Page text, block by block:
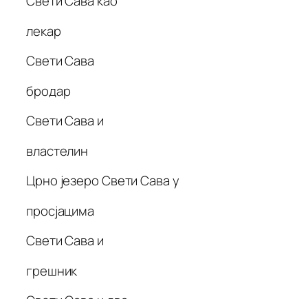
лекар
Свети Сава
бродар
Свети Сава и
властелин
Црно језеро Свети Сава у
просјацима
Свети Сава и
грешник